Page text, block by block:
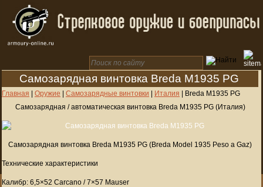
Самозарядная винтовка Breda M1935 PG
Главная | Оружие | Самозарядные винтовки | Италия | Breda M1935 PG
Самозарядная / автоматическая винтовка Breda M1935 PG (Италия)
Самозарядная винтовка Breda M1935 PG (Breda Model 1935 Peso a Gaz)
Технические характеристики
Калибр: 6,5×52 Carcano / 7×57 Mauser